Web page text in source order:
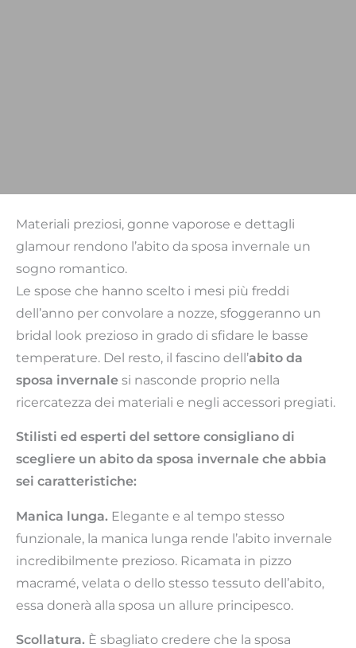
Materiali preziosi, gonne vaporose e dettagli
glamour rendono l’abito da sposa invernale un
sogno romantico.
Le spose che hanno scelto i mesi più freddi
dell’anno per convolare a nozze, sfoggeranno un
bridal look prezioso in grado di sfidare le basse
temperature. Del resto, il fascino dell’abito da
sposa invernale si nasconde proprio nella
ricercatezza dei materiali e negli accessori pregiati.
Stilisti ed esperti del settore consigliano di
scegliere un abito da sposa invernale che abbia
sei caratteristiche:
Manica lunga. Elegante e al tempo stesso
funzionale, la manica lunga rende l’abito invernale
incredibilmente prezioso. Ricamata in pizzo
macramé, velata o dello stesso tessuto dell’abito,
essa donerà alla sposa un allure principesco.
Scollatura. È sbagliato credere che la sposa